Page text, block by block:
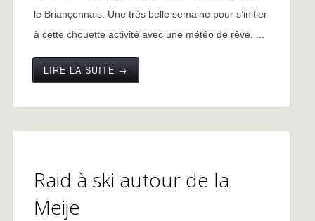
le Briançonnais. Une très belle semaine pour s’initier
à cette chouette activité avec une météo de rêve. ...
LIRE LA SUITE →
Raid à ski autour de la
Meije